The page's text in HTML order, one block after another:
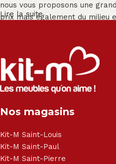
nous vous proposons une
prix mais également du milieu
Salon angle - Salon
Canapé lit - Cuisine sur-
et chaise - Meuble de salle
Électroménager - Télévision
- Matelas - Hifi Hitachi, LG,
Haier, Sony, Cecotec, Westpoint,
Lire la suite
Nos magasins
Kit-M Saint-Louis
Kit-M Saint-Paul
Kit-M Saint-Pierre